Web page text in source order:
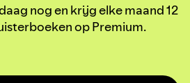
nog en krijg elke maand 12
op Premium.